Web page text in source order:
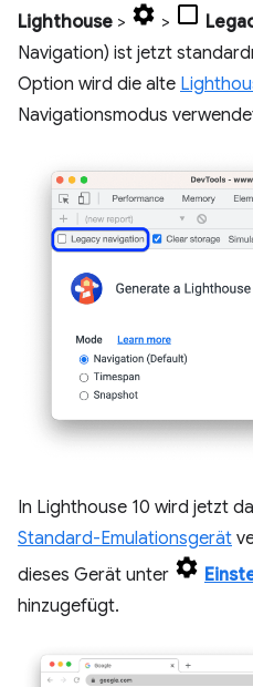
Lighthouse > >
Navigation) ist jetzt
Option wird die alte
Navigationsmodus
In Lighthouse 10 wird jetzt
Standard-Emulationsgerät
dieses Gerät unter
hinzugefügt.